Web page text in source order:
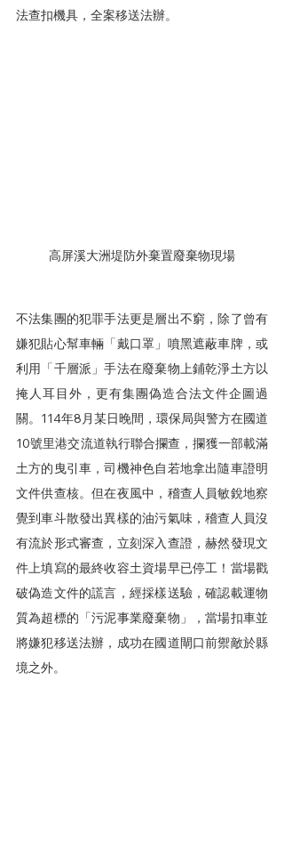
法查扣機具，全案移送法辦。
高屏溪大洲堤防外棄置廢棄物現場
不法集團的犯罪手法更是層出不窮，除了曾有
嫌犯貼心幫車輛「戴口罩」噴黑遮蔽車牌，或
利用「千層派」手法在廢棄物上鋪乾淨土方以
掩人耳目外，更有集團偽造合法文件企圖過
關。114年8月某日晚間，環保局與警方在國道
10號里港交流道執行聯合攔查，攔獲一部載滿
土方的曳引車，司機神色自若地拿出隨車證明
文件供查核。但在夜風中，稽查人員敏銳地察
覺到車斗散發出異樣的油污氣味，稽查人員沒
有流於形式審查，立刻深入查證，赫然發現文
件上填寫的最終收容土資場早已停工！當場戳
破偽造文件的謊言，經採樣送驗，確認載運物
質為超標的「污泥事業廢棄物」，當場扣車並
將嫌犯移送法辦，成功在國道閘口前禦敵於縣
境之外。